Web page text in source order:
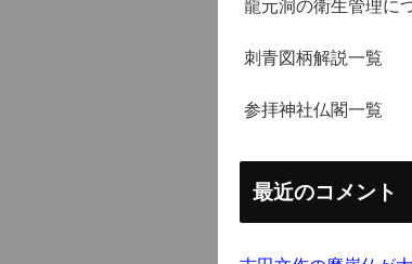
龍元洞の衛生管理に
刺青図柄解説一覧
参拝神社仏閣一覧
最近のコメント